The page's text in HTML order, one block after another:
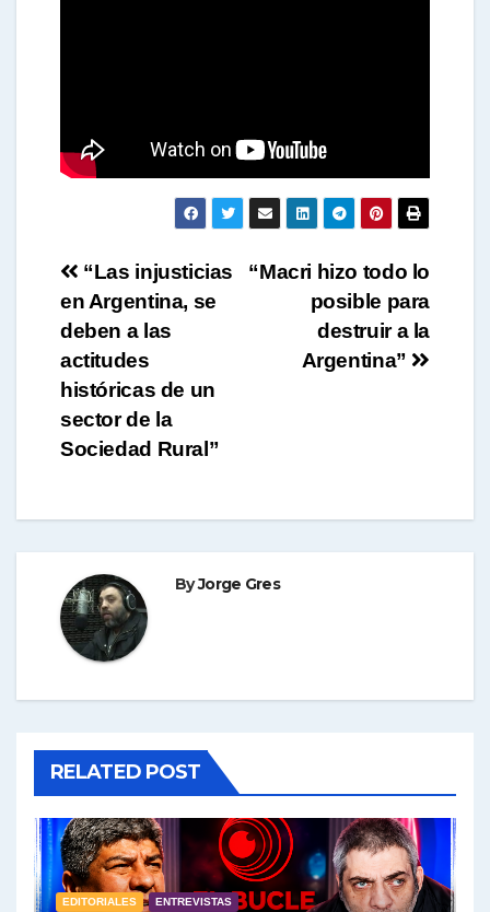
p
Navegación
de
entradas
“Macri hizo todo lo
posible para
destruir a la
Argentina”
“Las injusticias
en Argentina, se
deben a las
actitudes
históricas de un
sector de la
Sociedad Rural”
ByJorge Gres
RELATED POST
EDITORIALES ENTREVISTAS